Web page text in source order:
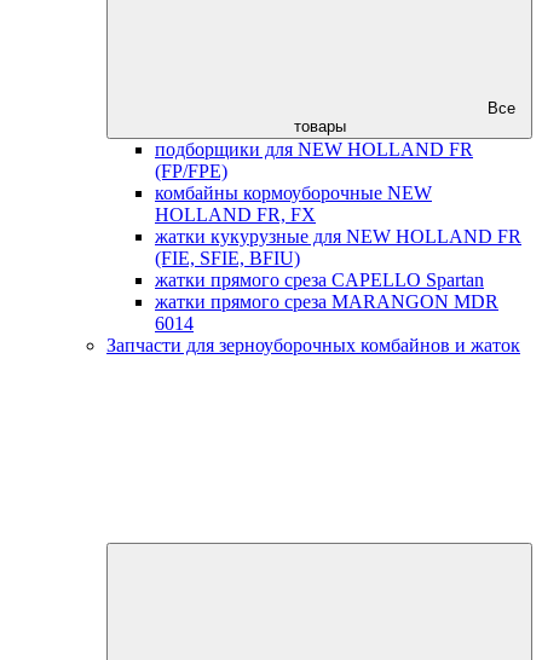
Все
товары
подборщики для NEW HOLLAND FR
(FP/FPE)
комбайны кормоуборочные NEW
HOLLAND FR, FX
жатки кукурузные для NEW HOLLAND FR
(FIE, SFIE, BFIU)
жатки прямого среза CAPELLO Spartan
жатки прямого среза MARANGON MDR
6014
Запчасти для зерноуборочных комбайнов и жаток